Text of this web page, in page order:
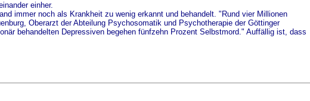
einher.
immer noch als Krankheit zu wenig erkannt und behandelt. "Rund vier Millionen
Oberarzt der Abteilung Psychosomatik und Psychotherapie der Göttinger
behandelten Depressiven begehen fünfzehn Prozent Selbstmord." Auffällig ist, dass